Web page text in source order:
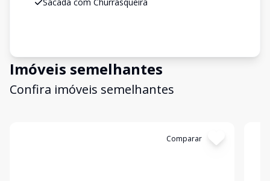
Imóveis semelhantes
Confira imóveis semelhantes
Comparar